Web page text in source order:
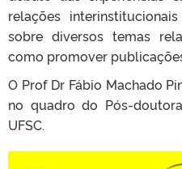
relações
sobre diversos temas
como promover
O Prof Dr Fábio Machado
no quadro do Pós-
UFSC.